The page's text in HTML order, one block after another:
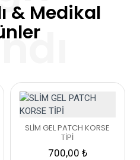
& Medikal
SLİM GEL PATCH KORSE
TİPİ
700,00 ₺